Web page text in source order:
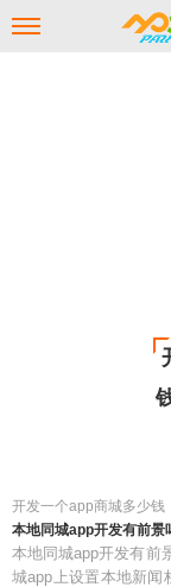
开发一个app商城多少钱
本地同城app开发有前景
本地同城app开发有前
城app上设置本地新闻